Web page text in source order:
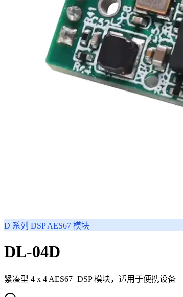
D 系列 DSP AES67 模块
DL-04D
紧凑型 4 x 4 AES67+DSP 模块，适用于便携设备